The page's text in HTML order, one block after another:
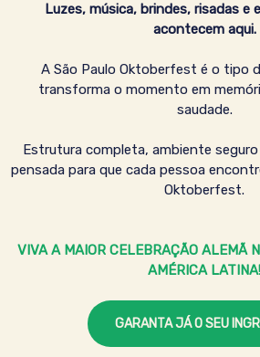
Luzes, música, brindes, risadas e
acontecem aqui.
A São Paulo Oktoberfest é o tipo
transforma o momento em
saudade.
Estrutura completa, ambiente
pensada para que cada pessoa
Oktoberfest.
VIVA A MAIOR CELEBRAÇÃO ALEMÃ
AMÉRICA LATINA!
GARANTA JÁ O SEU